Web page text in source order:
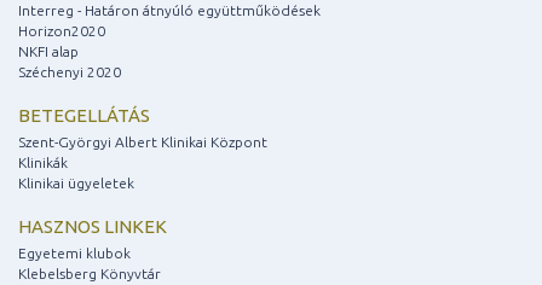
Interreg - Határon átnyúló együttműködések
Horizon2020
NKFI alap
Széchenyi 2020
BETEGELLÁTÁS
Szent-Györgyi Albert Klinikai Központ
Klinikák
Klinikai ügyeletek
HASZNOS LINKEK
Egyetemi klubok
Klebelsberg Könyvtár